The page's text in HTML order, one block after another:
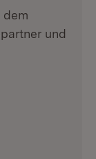
dem
und